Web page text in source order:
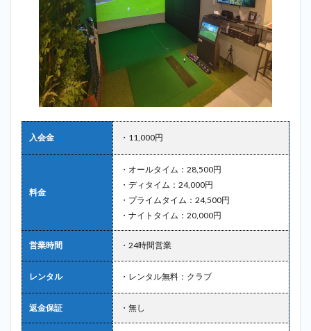
入会金 ・11,000円
料金
・オールタイム：28,500円
・ディタイム：24,000円
・プライムタイム：24,500円
・ナイトタイム：20,000円
営業時間 ・24時間営業
レンタル ・レンタル無料：クラブ
返金保証 ・無し